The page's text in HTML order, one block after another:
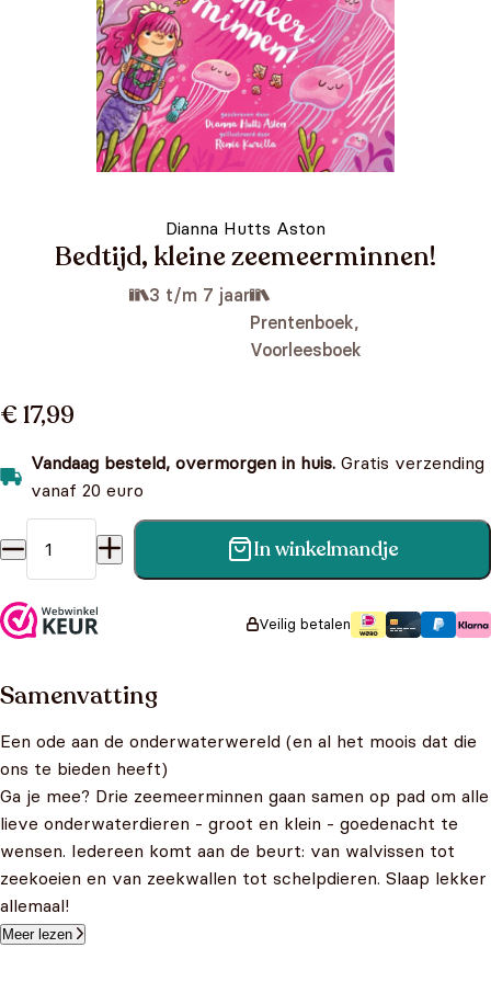
Dianna Hutts Aston
Bedtijd, kleine zeemeerminnen!
3 t/m 7 jaar
Prentenboek,
Voorleesboek
€ 17,99
Vandaag besteld, overmorgen in huis. Gratis verzending
vanaf 20 euro
Bedtijd, kleine zeemeerminnen! aantalIn winkelmandje
Veilig betalen
Samenvatting
Een ode aan de onderwaterwereld (en al het moois dat die
ons te bieden heeft)
Ga je mee? Drie zeemeerminnen gaan samen op pad om alle
lieve onderwaterdieren - groot en klein - goedenacht te
wensen. Iedereen komt aan de beurt: van walvissen tot
zeekoeien en van zeekwallen tot schelpdieren. Slaap lekker
allemaal!
Meer lezen